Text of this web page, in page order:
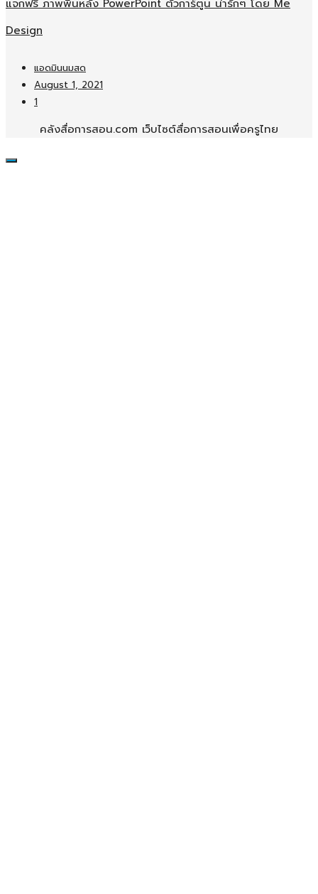
แจกฟรี ภาพพื้นหลัง PowerPoint ตัวการ์ตูน น่ารักๆ โดย Me
Design
แอดมินนมสด
August 1, 2021
1
คลังสื่อการสอน.com เว็บไซต์สื่อการสอนเพื่อครูไทย